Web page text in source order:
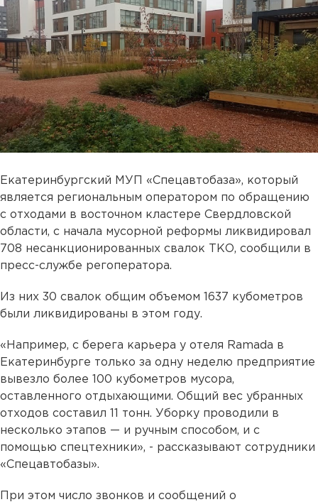
Екатеринбургский МУП «Спецавтобаза», который
является региональным оператором по обращению
с отходами в восточном кластере Свердловской
области, с начала мусорной реформы ликвидировал
708 несанкционированных свалок ТКО, сообщили в
пресс-службе регоператора.
Из них 30 свалок общим объемом 1637 кубометров
были ликвидированы в этом году.
«Например, с берега карьера у отеля Ramada в
Екатеринбурге только за одну неделю предприятие
вывезло более 100 кубометров мусора,
оставленного отдыхающими. Общий вес убранных
отходов составил 11 тонн. Уборку проводили в
несколько этапов — и ручным способом, и с
помощью спецтехники», - рассказывают сотрудники
«Спецавтобазы».
При этом число звонков и сообщений о